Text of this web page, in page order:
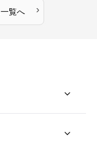
一覧へ ›